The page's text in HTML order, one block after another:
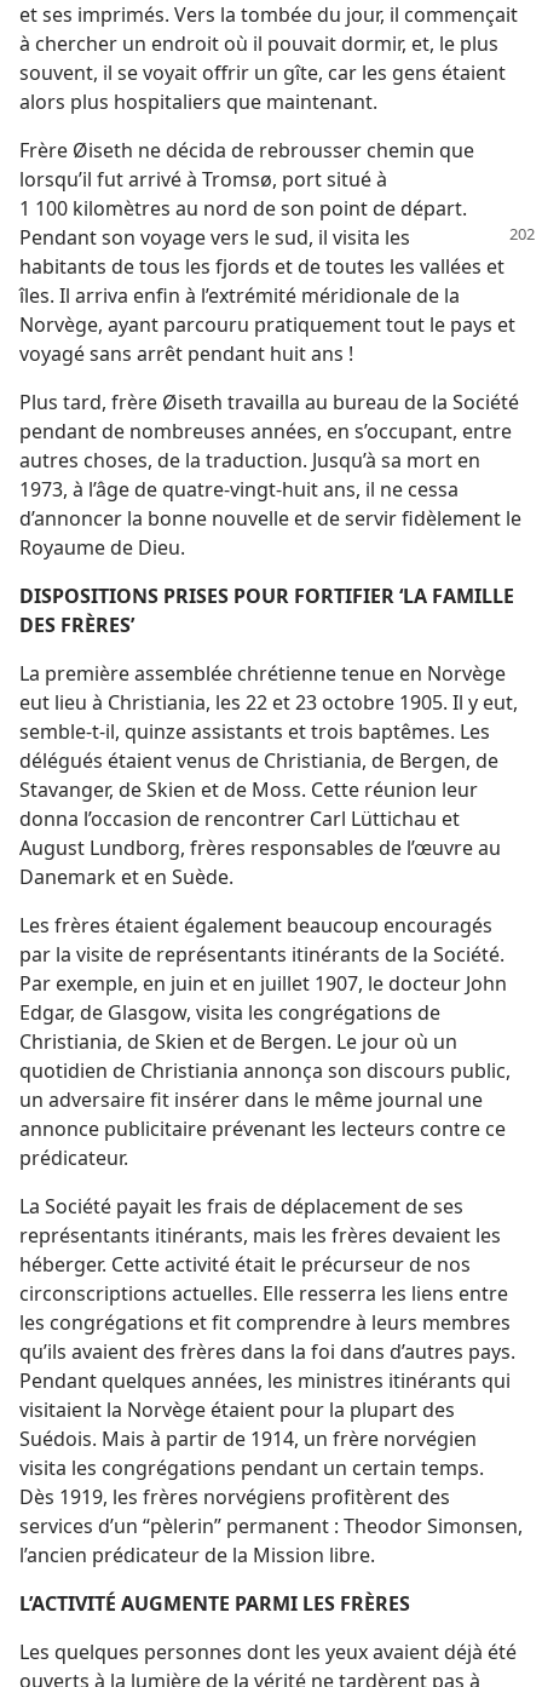
et ses imprimés. Vers la tombée du jour, il commençait
à chercher un endroit où il pouvait dormir, et, le plus
souvent, il se voyait offrir un gîte, car les gens étaient
alors plus hospitaliers que maintenant.
Frère Øiseth ne décida de rebrousser chemin que
lorsqu’il fut arrivé à Tromsø, port situé à
1 100 kilomètres au nord de son point de départ.
Pendant son voyage vers le sud, il visita les
habitants de tous les fjords et de toutes les vallées et
îles. Il arriva enfin à l’extrémité méridionale de la
Norvège, ayant parcouru pratiquement tout le pays et
voyagé sans arrêt pendant huit ans !
Plus tard, frère Øiseth travailla au bureau de la Société
pendant de nombreuses années, en s’occupant, entre
autres choses, de la traduction. Jusqu’à sa mort en
1973, à l’âge de quatre-vingt-huit ans, il ne cessa
d’annoncer la bonne nouvelle et de servir fidèlement le
Royaume de Dieu.
DISPOSITIONS PRISES POUR FORTIFIER ‘LA FAMILLE
DES FRÈRES’
La première assemblée chrétienne tenue en Norvège
eut lieu à Christiania, les 22 et 23 octobre 1905. Il y eut,
semble-​t-​il, quinze assistants et trois baptêmes. Les
délégués étaient venus de Christiania, de Bergen, de
Stavanger, de Skien et de Moss. Cette réunion leur
donna l’occasion de rencontrer Carl Lüttichau et
August Lundborg, frères responsables de l’œuvre au
Danemark et en Suède.
Les frères étaient également beaucoup encouragés
par la visite de représentants itinérants de la Société.
Par exemple, en juin et en juillet 1907, le docteur John
Edgar, de Glasgow, visita les congrégations de
Christiania, de Skien et de Bergen. Le jour où un
quotidien de Christiania annonça son discours public,
un adversaire fit insérer dans le même journal une
annonce publicitaire prévenant les lecteurs contre ce
prédicateur.
La Société payait les frais de déplacement de ses
représentants itinérants, mais les frères devaient les
héberger. Cette activité était le précurseur de nos
circonscriptions actuelles. Elle resserra les liens entre
les congrégations et fit comprendre à leurs membres
qu’ils avaient des frères dans la foi dans d’autres pays.
Pendant quelques années, les ministres itinérants qui
visitaient la Norvège étaient pour la plupart des
Suédois. Mais à partir de 1914, un frère norvégien
visita les congrégations pendant un certain temps.
Dès 1919, les frères norvégiens profitèrent des
services d’un “pèlerin” permanent : Theodor Simonsen,
l’ancien prédicateur de la Mission libre.
L’ACTIVITÉ AUGMENTE PARMI LES FRÈRES
Les quelques personnes dont les yeux avaient déjà été
ouverts à la lumière de la vérité ne tardèrent pas à